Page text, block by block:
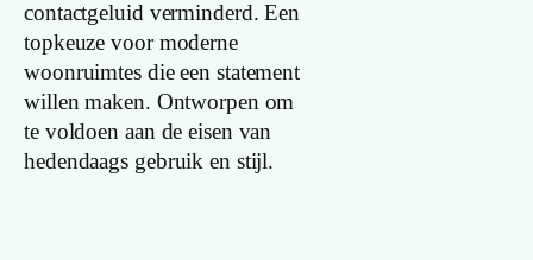
contactgeluid verminderd. Een
topkeuze voor moderne
woonruimtes die een statement
willen maken. Ontworpen om
te voldoen aan de eisen van
hedendaags gebruik en stijl.